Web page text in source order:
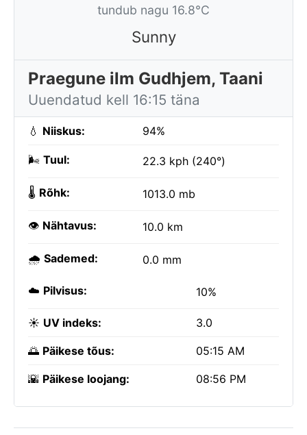
tundub nagu 16.8°C
Sunny
Praegune ilm Gudhjem, Taani
Uuendatud kell 16:15 täna
💧 Niiskus: 94%
🌬️ Tuul: 22.3 kph (240°)
🌡️ Rõhk: 1013.0 mb
👁️ Nähtavus: 10.0 km
🌧️ Sademed: 0.0 mm
☁️ Pilvisus: 10%
☀️ UV indeks: 3.0
🌅 Päikese tõus: 05:15 AM
🌇 Päikese loojang: 08:56 PM